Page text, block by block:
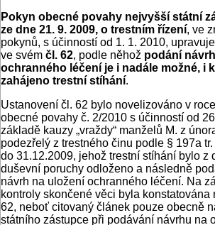
Pokyn obecné povahy nejvyšší státní
ze dne 21. 9. 2009, o trestním řízení, ve
pokynů, s účinností od 1. 1. 2010,
ve svém čl. 62, podle něhož podání
ochranného léčení je i nadále možné, i
zahájeno trestní stíhání.
Ustanovení čl. 62 bylo novelizováno v
obecné povahy č. 2/2010 s účinností od
základě kauzy „vraždy“ manželů M. z
podezřelý z trestného činu podle § 197a
do 31.12.2009, jehož trestní stíhání bylo z
duševní poruchy odloženo a následně
návrh na uložení ochranného léčení. Na
kontroly skončené věci byla konstatována
62, neboť citovaný článek pouze obecně
státního zástupce při podávání návrhu na